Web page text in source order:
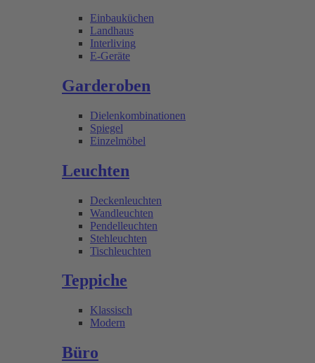
Einbauküchen
Landhaus
Interliving
E-Geräte
Garderoben
Dielenkombinationen
Spiegel
Einzelmöbel
Leuchten
Deckenleuchten
Wandleuchten
Pendelleuchten
Stehleuchten
Tischleuchten
Teppiche
Klassisch
Modern
Büro